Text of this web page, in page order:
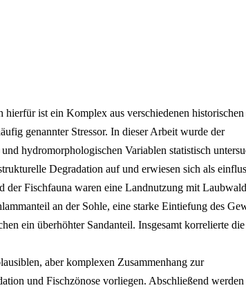
ist ein Komplex aus verschiedenen historischen
genannter Stressor. In dieser Arbeit wurde der
hydromorphologischen Variablen statistisch
Degradation auf und erwiesen sich als
der Fischfauna waren eine Landnutzung mit
an der Sohle, eine starke Eintiefung des
ein überhöhter Sandanteil. Insgesamt korrelierte die
aber komplexen Zusammenhang zur
und Fischzönose vorliegen. Abschließend werden